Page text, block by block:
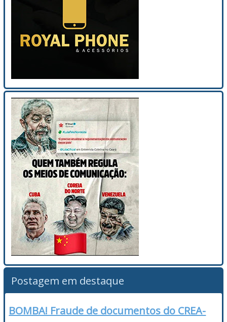
Postagem em destaque
BOMBA! Fraude de documentos do CREA-